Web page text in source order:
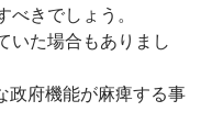
きでしょう。
いた場合もありまし
府機能が麻痺する事